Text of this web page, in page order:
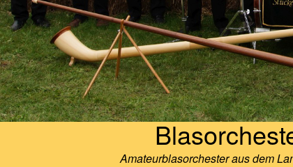
Amateurblasorchester aus dem